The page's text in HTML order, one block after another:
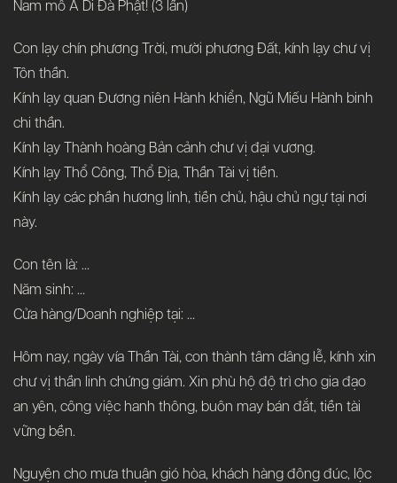
Nam mô A Di Đà Phật! (3 lần)
Con lạy chín phương Trời, mười phương Đất, kính lạy chư vị
Tôn thần.
Kính lạy quan Đương niên Hành khiển, Ngũ Miếu Hành binh
chi thần.
Kính lạy Thành hoàng Bản cảnh chư vị đại vương.
Kính lạy Thổ Công, Thổ Địa, Thần Tài vị tiền.
Kính lạy các phần hương linh, tiền chủ, hậu chủ ngự tại nơi
này.
Con tên là: …
Năm sinh: …
Cửa hàng/Doanh nghiệp tại: …
Hôm nay, ngày vía Thần Tài, con thành tâm dâng lễ, kính xin
chư vị thần linh chứng giám. Xin phù hộ độ trì cho gia đạo
an yên, công việc hanh thông, buôn may bán đắt, tiền tài
vững bền.
Nguyện cho mưa thuận gió hòa, khách hàng đông đúc, lộc